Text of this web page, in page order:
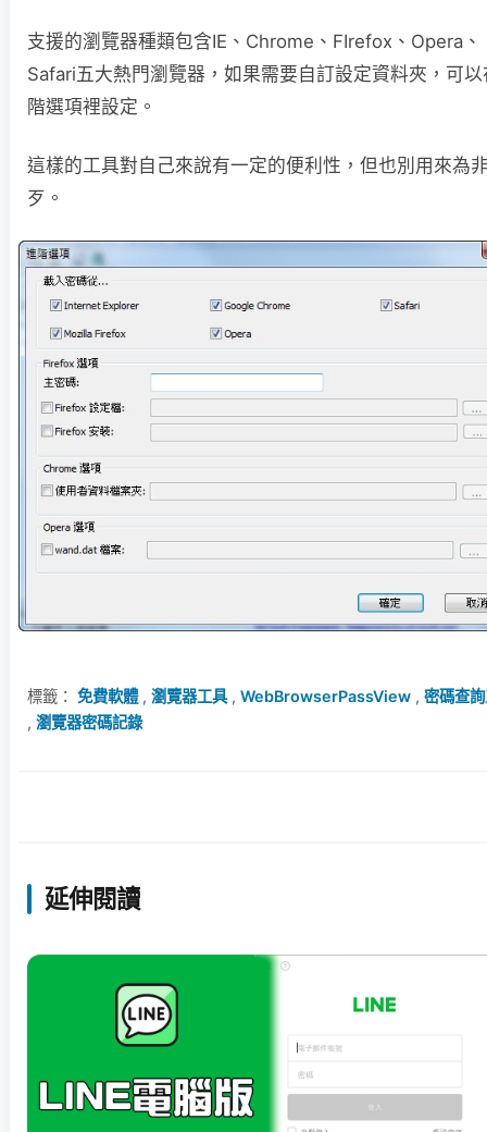
支援的瀏覽器種類包含IE、Chrome、FIrefox、Opera、
Safari五大熱門瀏覽器，如果需要自訂設定資料夾，可以
階選項裡設定。
這樣的工具對自己來說有一定的便利性，但也別用來為
歹。
標籤： 免費軟體, 瀏覽器工具, WebBrowserPassView , 密碼查
, 瀏覽器密碼記錄
延伸閱讀